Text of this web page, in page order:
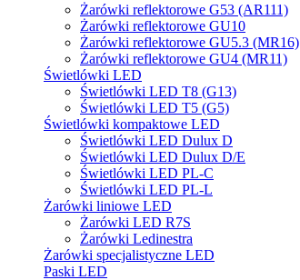
Żarówki reflektorowe G53 (AR111)
Żarówki reflektorowe GU10
Żarówki reflektorowe GU5.3 (MR16)
Żarówki reflektorowe GU4 (MR11)
Świetlówki LED
Świetlówki LED T8 (G13)
Świetlówki LED T5 (G5)
Świetlówki kompaktowe LED
Świetlówki LED Dulux D
Świetlówki LED Dulux D/E
Świetlówki LED PL-C
Świetlówki LED PL-L
Żarówki liniowe LED
Żarówki LED R7S
Żarówki Ledinestra
Żarówki specjalistyczne LED
Paski LED